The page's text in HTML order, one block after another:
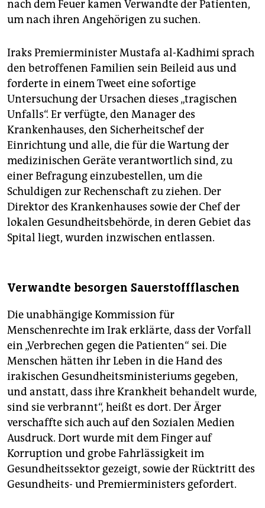
nach dem Feuer kamen Verwandte der Patienten,
um nach ihren Angehörigen zu suchen.
Iraks Premierminister Mustafa al-Kadhimi sprach
den betroffenen Familien sein Beileid aus und
forderte in einem Tweet eine sofortige
Untersuchung der Ursachen dieses „tragischen
Unfalls“. Er verfügte, den Manager des
Krankenhauses, den Sicherheitschef der
Einrichtung und alle, die für die Wartung der
medizinischen Geräte verantwortlich sind, zu
einer Befragung einzubestellen, um die
Schuldigen zur Rechenschaft zu ziehen. Der
Direktor des Krankenhauses sowie der Chef der
lokalen Gesundheitsbehörde, in deren Gebiet das
Spital liegt, wurden inzwischen entlassen.
Verwandte besorgen Sauerstoffflaschen
Die unabhängige Kommission für
Menschenrechte im Irak erklärte, dass der Vorfall
ein „Verbrechen gegen die Patienten“ sei. Die
Menschen hätten ihr Leben in die Hand des
irakischen Gesundheitsministeriums gegeben,
und anstatt, dass ihre Krankheit behandelt wurde,
sind sie verbrannt“, heißt es dort. Der Ärger
verschaffte sich auch auf den Sozialen Medien
Ausdruck. Dort wurde mit dem Finger auf
Korruption und grobe Fahrlässigkeit im
Gesundheitssektor gezeigt, sowie der Rücktritt des
Gesundheits- und Premierministers gefordert.